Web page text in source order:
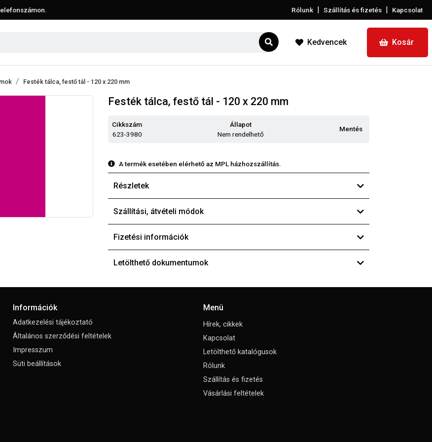
Rólunk | Szállítás és fizetés | Kapcsolat
Kedvencek Kosár
Festék tálca, festő tál - 120 x 220 mm
Festék tálca, festő tál - 120 x 220 mm
Cikkszám
623-3980
Állapot
Nem rendelhető
Mentés
A termék esetében elérhető az MPL házhozszállítás.
Részletek
Szállítási, átvételi módok
Fizetési információk
Letölthető dokumentumok
Információk
Adatkezelési tájékoztató
Általános szerződési feltételek
Impresszum
Süti beállítások
Menü
Hírek, cikkek
Kapcsolat
Letölthető katalógusok
Rólunk
Szállítás és fizetés
Vásárlási feltételek